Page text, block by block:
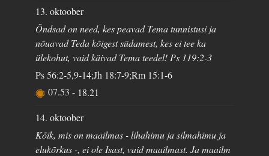
13. oktoober
Õndsad on need, kes peavad Tema tunnistusi ja
nõuavad Teda kõigest südamest, kes ei tee ka
ülekohut, vaid käivad Tema teedel! Ps 119:2-3
Ps 56:2-5,9-14;Jh 18:7-9;Rm 15:1-6
07.53- 18.21
14. oktoober
Kõik, mis on maailmas - lihahimu ja silmahimu ja
elukõrkus -, ei ole Isast, vaid maailmast. Ja maailm